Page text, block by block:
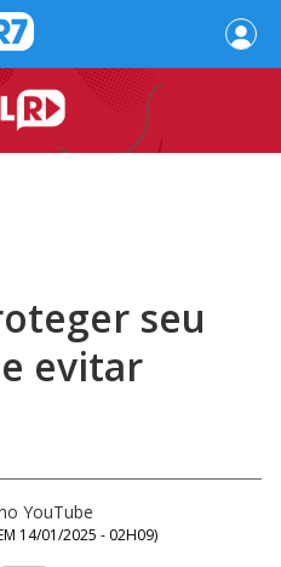
seu
evitar
YouTube
14/01/2025 - 02H09)